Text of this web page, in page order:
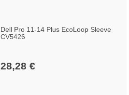
Dell Pro 11-14 Plus EcoLoop Sleeve
CV5426
28,28 €